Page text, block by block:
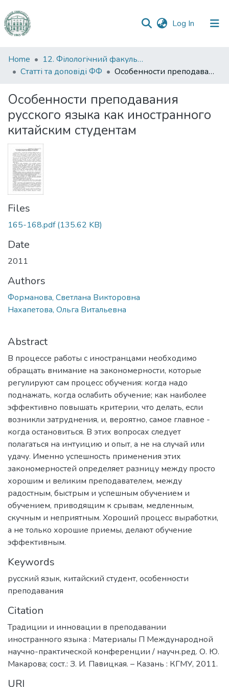
Log In (current)
Communities
&
All of DSpace
Statistics
Home
12. Філологічний факультет
Статті та доповіді ФФ
Особенности преподавания русского языка как иностранного китайским студентам
Особенности преподавания
русского языка как иностранного
китайским студентам
Files
165-168.pdf(135.62 KB)
Date
2011
Authors
Форманова, Светлана Викторовна
Нахапетова, Ольга Витальевна
Abstract
В процессе работы с иностранцами необходимо
обращать внимание на закономерности, которые
регулируют сам процесс обучения: когда надо
поднажать, когда ослабить обучение; как наиболее
эффективно повышать критерии, что делать, если
возникли затруднения, и, вероятно, самое главное -
когда остановиться. В этих вопросах следует
полагаться на интуицию и опыт, а не на случай или
удачу. Именно успешность применения этих
закономерностей определяет разницу между просто
хорошим и великим преподавателем, между
радостным, быстрым и успешным обучением и
обучением, приводящим к срывам, медленным,
скучным и неприятным. Хороший процесс выработки,
а не только хорошие приемы, делают обучение
эффективным.
Keywords
русский язык, китайский студент, особенности
преподавания
Citation
Традиции и инновации в преподавании
иностранного языка : Материалы П Международной
научно-практической конференции / научн.ред. О. Ю.
Макарова; сост.: З. И. Павицкая. – Казань : КГМУ, 2011.
URI